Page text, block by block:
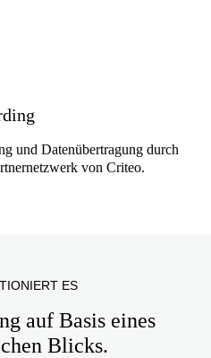
und Datenübertragung durch
von Criteo.
ES
auf Basis eines
Blicks.